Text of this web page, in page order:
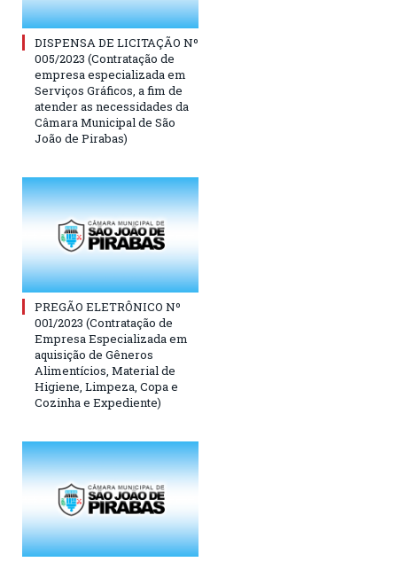
DISPENSA DE LICITAÇÃO Nº
005/2023 (Contratação de
empresa especializada em
Serviços Gráficos, a fim de
atender as necessidades da
Câmara Municipal de São
João de Pirabas)
PREGÃO ELETRÔNICO Nº
001/2023 (Contratação de
Empresa Especializada em
aquisição de Gêneros
Alimentícios, Material de
Higiene, Limpeza, Copa e
Cozinha e Expediente)